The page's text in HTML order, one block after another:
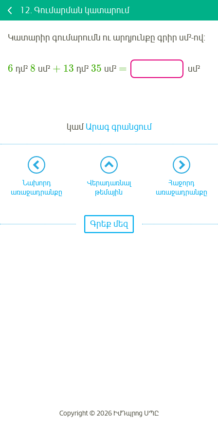
12. Գումարման կատարում
Կատարիր գումարումն ու արդյունքը գրիր սմ²-ով:
6 դմ² 8 սմ² + 13 դմ² 35 սմ² = սմ²
կամԱրագ գրանցում
Նախորդ
առաջադրանքը
Վերադառնալ
թեմային
Հաջորդ
առաջադրանքը
Գրեք մեզ
Copyright © 2026 ԻմԴպրոց ՍՊԸ